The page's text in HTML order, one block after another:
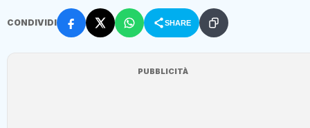
CONDIVIDI SHARE
PUBBLICITÀ